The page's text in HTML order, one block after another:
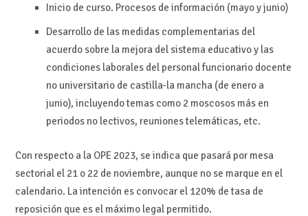
Inicio de curso. Procesos de información (mayo y junio)
Desarrollo de las medidas complementarias del
acuerdo sobre la mejora del sistema educativo y las
condiciones laborales del personal funcionario docente
no universitario de castilla-la mancha (de enero a
junio), incluyendo temas como 2 moscosos más en
periodos no lectivos, reuniones telemáticas, etc.
Con respecto a la OPE 2023, se indica que pasará por mesa
sectorial el 21 o 22 de noviembre, aunque no se marque en el
calendario. La intención es convocar el 120% de tasa de
reposición que es el máximo legal permitido.